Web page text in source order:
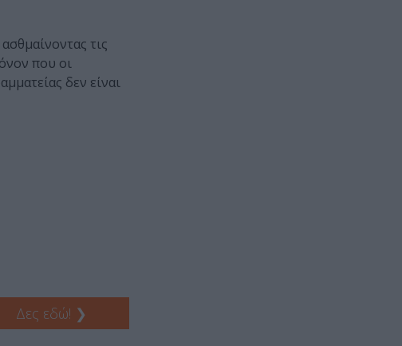
τις
που οι
δεν είναι
Δες εδώ! ❯